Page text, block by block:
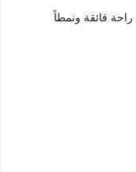
فائقة ونمطاً